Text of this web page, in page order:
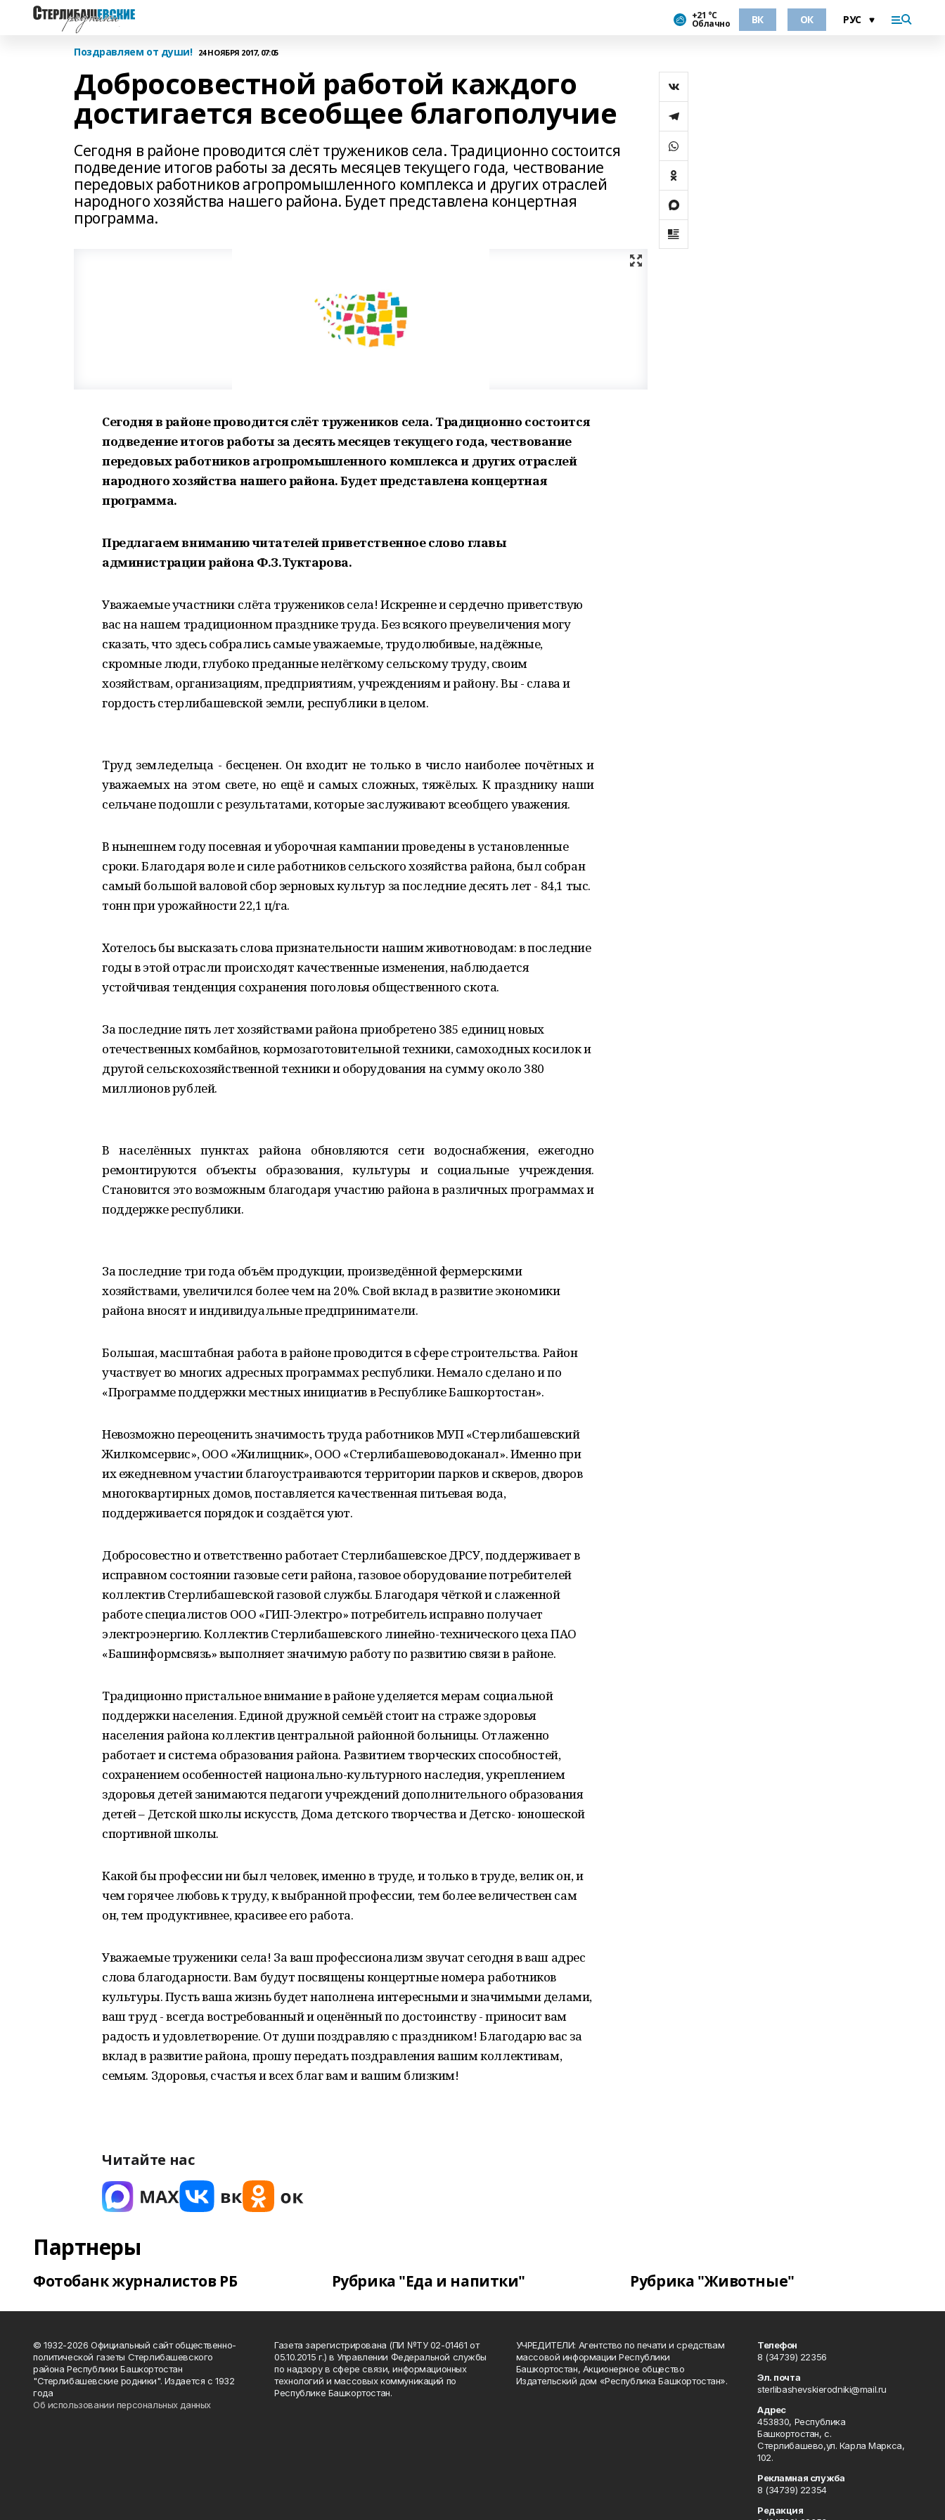
+21 °С
Облачно ВК ОК
Поздравляем от души! 24 НОЯБРЯ 2017, 07:05
Добросовестной работой каждого
достигается всеобщее благополучие
Сегодня в районе проводится слёт тружеников села. Традиционно состоится
подведение итогов работы за десять месяцев текущего года, чествование
передовых работников агропромышленного комплекса и других отраслей
народного хозяйства нашего района. Будет представлена концертная
программа.
Сегодня в районе проводится слёт тружеников села. Традиционно состоится
подведение итогов работы за десять месяцев текущего года, чествование
передовых работников агропромышленного комплекса и других отраслей
народного хозяйства нашего района. Будет представлена концертная
программа.
Предлагаем вниманию читателей приветственное слово главы
администрации района Ф.З.Туктарова.
Уважаемые участники слёта тружеников села! Искренне и сердечно приветствую
вас на нашем традиционном празднике труда. Без всякого преувеличения могу
сказать, что здесь собрались самые уважаемые, трудолюбивые, надёжные,
скромные люди, глубоко преданные нелёгкому сельскому труду, своим
хозяйствам, организациям, предприятиям, учреждениям и району. Вы - слава и
гордость стерлибашевской земли, республики в целом.
Труд земледельца - бесценен. Он входит не только в число наиболее почётных и
уважаемых на этом свете, но ещё и самых сложных, тяжёлых. К празднику наши
сельчане подошли с результатами, которые заслуживают всеобщего уважения.
В нынешнем году посевная и уборочная кампании проведены в установленные
сроки. Благодаря воле и силе работников сельского хозяйства района, был собран
самый большой валовой сбор зерновых культур за последние десять лет - 84,1 тыс.
тонн при урожайности 22,1 ц/га.
Хотелось бы высказать слова признательности нашим животноводам: в последние
годы в этой отрасли происходят качественные изменения, наблюдается
устойчивая тенденция сохранения поголовья общественного скота.
За последние пять лет хозяйствами района приобретено 385 единиц новых
отечественных комбайнов, кормозаготовительной техники, самоходных косилок и
другой сельскохозяйственной техники и оборудования на сумму около 380
миллионов рублей.
В населённых пунктах района обновляются сети водоснабжения, ежегодно
ремонтируются объекты образования, культуры и социальные учреждения.
Становится это возможным благодаря участию района в различных программах и
поддержке республики.
За последние три года объём продукции, произведённой фермерскими
хозяйствами, увеличился более чем на 20%. Свой вклад в развитие экономики
района вносят и индивидуальные предприниматели.
Большая, масштабная работа в районе проводится в сфере строительства. Район
участвует во многих адресных программах республики. Немало сделано и по
«Программе поддержки местных инициатив в Республике Башкортостан».
Невозможно переоценить значимость труда работников МУП «Стерлибашевский
Жилкомсервис», ООО «Жилищник», ООО «Стерлибашевоводоканал». Именно при
их ежедневном участии благоустраиваются территории парков и скверов, дворов
многоквартирных домов, поставляется качественная питьевая вода,
поддерживается порядок и создаётся уют.
Добросовестно и ответственно работает Стерлибашевское ДРСУ, поддерживает в
исправном состоянии газовые сети района, газовое оборудование потребителей
коллектив Стерлибашевской газовой службы. Благодаря чёткой и слаженной
работе специалистов ООО «ГИП-Электро» потребитель исправно получает
электроэнергию. Коллектив Стерлибашевского линейно-технического цеха ПАО
«Башинформсвязь» выполняет значимую работу по развитию связи в районе.
Традиционно пристальное внимание в районе уделяется мерам социальной
поддержки населения. Единой дружной семьёй стоит на страже здоровья
населения района коллектив центральной районной больницы. Отлаженно
работает и система образования района. Развитием творческих способностей,
сохранением особенностей национально-культурного наследия, укреплением
здоровья детей занимаются педагоги учреждений дополнительного образования
детей – Детской школы искусств, Дома детского творчества и Детско- юношеской
спортивной школы.
Какой бы профессии ни был человек, именно в труде, и только в труде, велик он, и
чем горячее любовь к труду, к выбранной профессии, тем более величествен сам
он, тем продуктивнее, красивее его работа.
Уважаемые труженики села! За ваш профессионализм звучат сегодня в ваш адрес
слова благодарности. Вам будут посвящены концертные номера работников
культуры. Пусть ваша жизнь будет наполнена интересными и значимыми делами,
ваш труд - всегда востребованный и оценённый по достоинству - приносит вам
радость и удовлетворение. От души поздравляю с праздником! Благодарю вас за
вклад в развитие района, прошу передать поздравления вашим коллективам,
семьям. Здоровья, счастья и всех благ вам и вашим близким!
Читайте нас
Партнеры
Фотобанк журналистов РБ Рубрика "Еда и напитки" Рубрика "Животные"
© 1932-2026 Официальный сайт общественно-
политической газеты Стерлибашевского
района Республики Башкортостан
"Стерлибашевские родники". Издается с 1932
года
Об использовании персональных данных
Газета зарегистрирована (ПИ №ТУ 02-01461 от
05.10.2015 г.) в Управлении Федеральной службы
по надзору в сфере связи, информационных
технологий и массовых коммуникаций по
Республике Башкортостан.
УЧРЕДИТЕЛИ: Агентство по печати и средствам
массовой информации Республики
Башкортостан, Акционерное общество
Издательский дом «Республика Башкортостан».
Телефон
8 (34739) 22356
Эл. почта
sterlibashevskierodniki@mail.ru
Адрес
453830, Республика
Башкортостан, c.
Стерлибашево,ул. Карла Маркса,
102.
Рекламная служба
8 (34739) 22354
Редакция